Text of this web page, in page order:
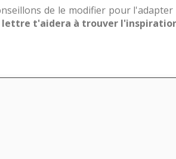
de le modifier pour
lettre t'aidera à trouver